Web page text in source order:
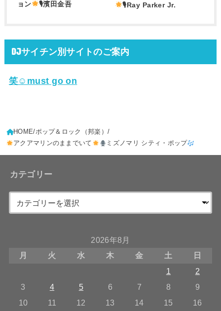
ョン
🎙濱田金吾
🎙Ray Parker Jr.
DJサイチン別サイトのご案内
笑☺must go on
HOME ポップ＆ロック（邦楽）
アクアマリンのままでいて
ミズノマリ シティ・ポップ
カテゴリー
2026年8月
月
火 水 木 金 土
日
1
2
3
4 5 6 7 8
9
10
11 12 13 14 15
16